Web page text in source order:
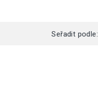
Seřadit podle: